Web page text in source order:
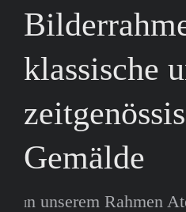
klassische
Gemälde
In unserem Rahmen